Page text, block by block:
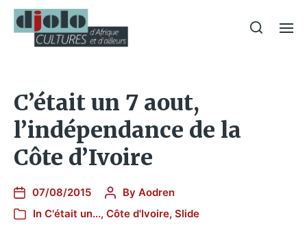
C’était un 7 aout,
l’indépendance de la
Côte d’Ivoire
07/08/2015 By Aodren
In C'était un..., Côte d'Ivoire, Slide